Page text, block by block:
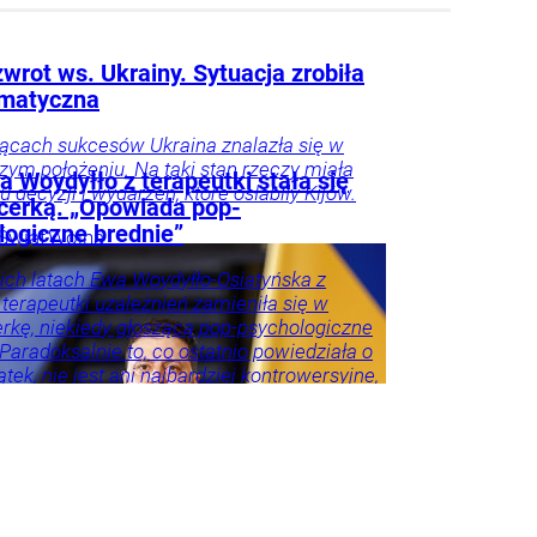
ws. Ukrainy. Sytuacja zrobiła
sukcesów Ukraina znalazła się w
położeniu. Na taki stan rzeczy miała
decyzji i wydarzeń, które osłabiły Kijów.
Wojna
Woydyłło z terapeutki stała się
„Opowiada pop-
brednie”
latach Ewa Woydyłło-Osiatyńska z
uzależnień zamieniła się w
niekiedy głoszącą pop-psychologiczne
to, co ostatnio powiedziała o
nie jest ani najbardziej kontrowersyjne,